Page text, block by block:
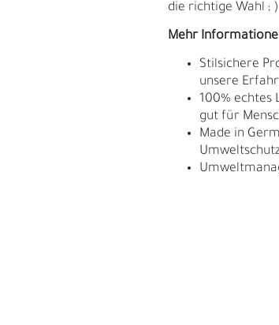
E
die richtige Wahl ; )
Mehr
Stilsichere
unsere
100% echtes
gut für
Made in